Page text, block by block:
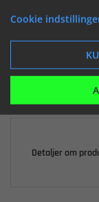
32,39 kr.
Detaljer om
Cookie